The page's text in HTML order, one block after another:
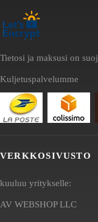
Tietosi ja maksusi on
Kuljetuspalvelumme
VERKKOSIVUSTO
kuuluu yritykselle:
AV WEBSHOP LLC